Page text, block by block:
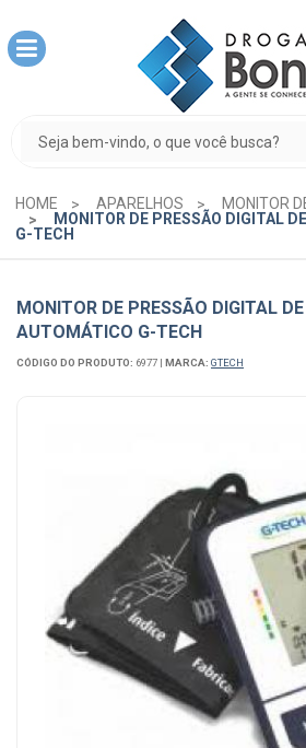
HOME APARELHOS
MONITOR
MONITOR DE PRESSÃO DIGITAL
G-TECH
MONITOR DE PRESSÃO DIGITAL
AUTOMÁTICO G-TECH
CÓDIGO DO PRODUTO: 6977 | MARCA: GTECH